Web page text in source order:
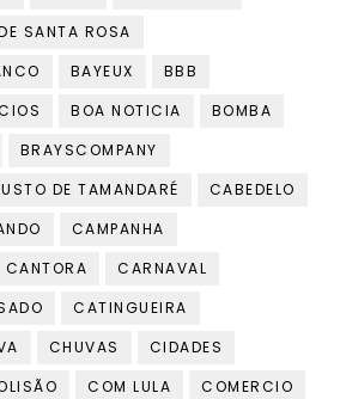
SANTA ROSA
BAYEUX
BBB
BOA NOTICIA
BOMBA
BRAYSCOMPANY
DE TAMANDARÉ
CABEDELO
CAMPANHA
CANTORA
CARNAVAL
CATINGUEIRA
CHUVAS
CIDADES
COM LULA
COMERCIO